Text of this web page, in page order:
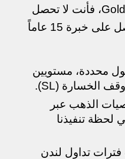
عند انضمامك إلى Gold-Pattern، فأنت لا تحصل
على مجرد توصيات؛ بل تحصل على خبرة 15 عاماً
محددة، مستويين
الذهب عبر
لحظة تنفيذنا
تداول لندن